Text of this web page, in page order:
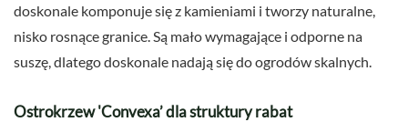
doskonale komponuje się z kamieniami i tworzy naturalne,
nisko rosnące granice. Są mało wymagające i odporne na
suszę, dlatego doskonale nadają się do ogrodów skalnych.
Ostrokrzew 'Convexa’ dla struktury rabat